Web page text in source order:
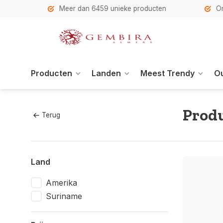
Meer dan 6459 unieke producten Onze
Producten Landen Meest Trendy
Terug
Land
Amerika
Suriname